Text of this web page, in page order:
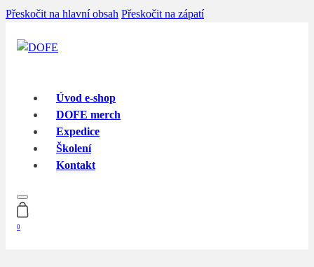
Přeskočit na hlavní obsah Přeskočit na zápatí
Úvod e-shop
DOFE merch
Expedice
Školení
Kontakt
0